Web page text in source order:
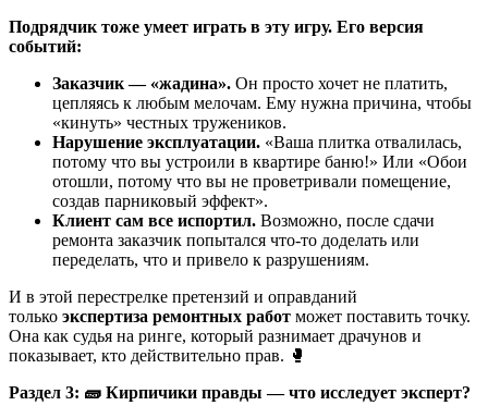
Подрядчик тоже умеет играть в эту игру. Его версия
событий:
Заказчик — «жадина». Он просто хочет не платить,
цепляясь к любым мелочам. Ему нужна причина, чтобы
«кинуть» честных тружеников.
Нарушение эксплуатации. «Ваша плитка отвалилась,
потому что вы устроили в квартире баню!» Или «Обои
отошли, потому что вы не проветривали помещение,
создав парниковый эффект».
Клиент сам все испортил. Возможно, после сдачи
ремонта заказчик попытался что-то доделать или
переделать, что и привело к разрушениям.
И в этой перестрелке претензий и оправданий
только экспертиза ремонтных работ может поставить точку.
Она как судья на ринге, который разнимает драчунов и
показывает, кто действительно прав. 🥊
Раздел 3: 🧱 Кирпичики правды — что исследует эксперт?